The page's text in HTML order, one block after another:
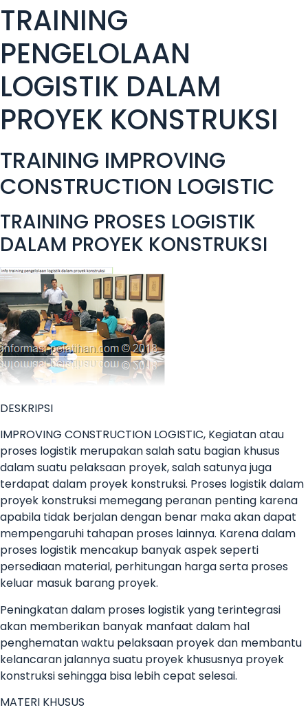
TRAINING
PENGELOLAAN
LOGISTIK DALAM
PROYEK KONSTRUKSI
TRAINING IMPROVING
CONSTRUCTION LOGISTIC
TRAINING PROSES LOGISTIK
DALAM PROYEK KONSTRUKSI
DESKRIPSI
IMPROVING CONSTRUCTION LOGISTIC, Kegiatan atau
proses logistik merupakan salah satu bagian khusus
dalam suatu pelaksaan proyek, salah satunya juga
terdapat dalam proyek konstruksi. Proses logistik dalam
proyek konstruksi memegang peranan penting karena
apabila tidak berjalan dengan benar maka akan dapat
mempengaruhi tahapan proses lainnya. Karena dalam
proses logistik mencakup banyak aspek seperti
persediaan material, perhitungan harga serta proses
keluar masuk barang proyek.
Peningkatan dalam proses logistik yang terintegrasi
akan memberikan banyak manfaat dalam hal
penghematan waktu pelaksaan proyek dan membantu
kelancaran jalannya suatu proyek khususnya proyek
konstruksi sehingga bisa lebih cepat selesai.
MATERI KHUSUS